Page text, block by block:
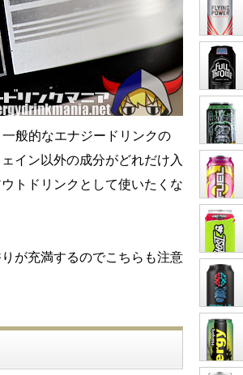
般的なエナジードリンクの
イン以外の成分がどれだけ入
トドリンクとして使いたくな
が充満するのでこちらも注意